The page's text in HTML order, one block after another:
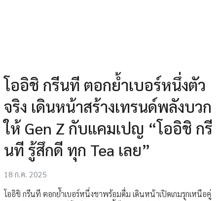
โออิชิ กรีนที ตอกย้ำเบอร์หนึ่งตัว
จริง เดินหน้าสร้างเทรนด์พลังบวก
ให้ Gen Z กับแคมเปญ “โออิชิ กรี
นที รู้สึกดี ทุก Tea เลย”
18 ก.ค. 2025
โออิชิ กรีนที ตอกย้ำเบอร์หนึ่งชาพร้อมดื่ม เดินหน้าเปิดเกมรุกเหนือคู่